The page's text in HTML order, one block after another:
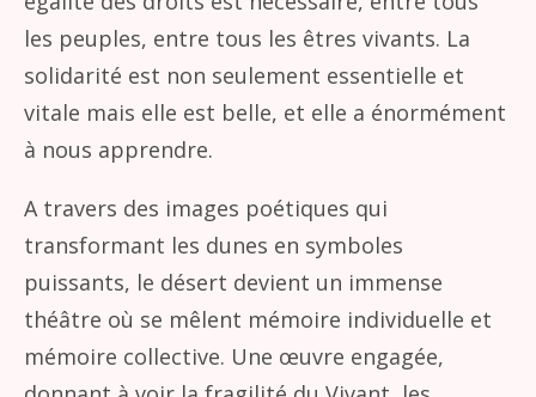
les peuples, entre tous les êtres vivants. La
solidarité est non seulement essentielle et
vitale mais elle est belle, et elle a énormément
à nous apprendre.
A travers des images poétiques qui
transformant les dunes en symboles
puissants, le désert devient un immense
théâtre où se mêlent mémoire individuelle et
mémoire collective. Une œuvre engagée,